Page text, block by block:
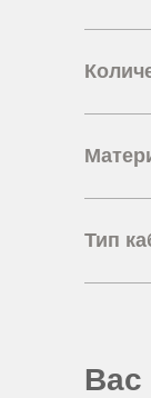
Тип
Вас